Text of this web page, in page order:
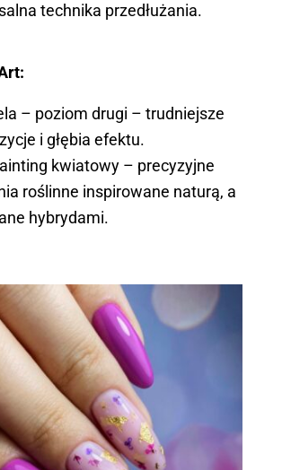
technika przedłużania.
– poziom drugi – trudniejsze
i głębia efektu.
kwiatowy – precyzyjne
roślinne inspirowane naturą, a
hybrydami.